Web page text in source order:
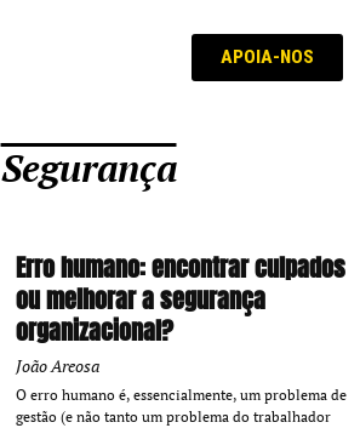
APOIA-NOS
Segurança
Erro humano: encontrar culpados
ou melhorar a segurança
organizacional?
João Areosa
O erro humano é, essencialmente, um problema de
gestão (e não tanto um problema do trabalhador